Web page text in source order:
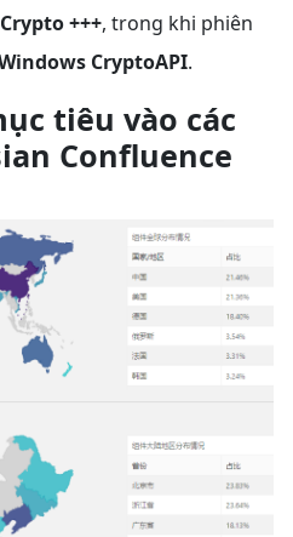
Crypto +++, trong khi phiên
CryptoAPI.
tiêu vào các
Confluence